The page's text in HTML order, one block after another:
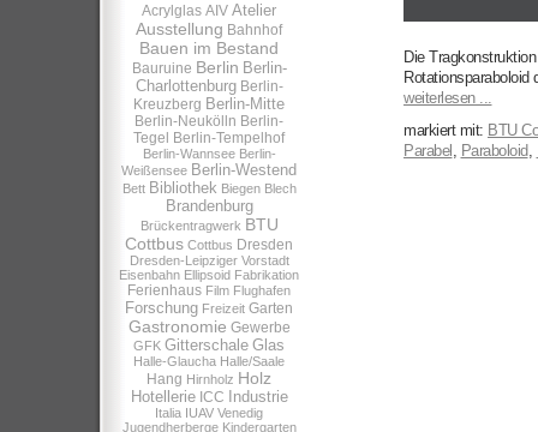
Acrylglas AIV Atelier
Ausstellung Bahnhof
Bauen im Bestand
Bauruine Berlin Berlin-
Charlottenburg Berlin-
Kreuzberg Berlin-Mitte
Berlin-Neukölln Berlin-
Tegel
Berlin-Tempelhof
Berlin-Wannsee Berlin-
Weißensee Berlin-Westend
Bett Bibliothek Biegen Blech
Brandenburg
Brückentragwerk BTU
Cottbus Cottbus Dresden
Dresden-Leipziger Vorstadt
Eisenbahn Ellipsoid Fabrikation
Ferienhaus Film Flughafen
Forschung Freizeit Garten
Gastronomie Gewerbe
GFK Gitterschale Glas
Halle-Glaucha Halle/Saale
Hang Hirnholz Holz
Hotellerie ICC Industrie
Italia IUAV Venedig
Jugendherberge Kindergarten
Die
weiterlesen ...
markiert mit: BTU
Parabel , Paraboloid,